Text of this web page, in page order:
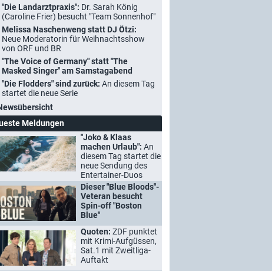
"Die Landarztpraxis": Dr. Sarah König
(Caroline Frier) besucht "Team Sonnenhof"
Melissa Naschenweng statt DJ Ötzi:
Neue Moderatorin für Weihnachtsshow
von ORF und BR
"The Voice of Germany" statt "The
Masked Singer" am Samstagabend
"Die Flodders" sind zurück: An diesem Tag
startet die neue Serie
Meldungen
"Joko & Klaas
machen Urlaub": An
diesem Tag startet die
neue Sendung des
Entertainer-Duos
Dieser "Blue Bloods"-
Veteran besucht
Spin-off "Boston
Blue"
Quoten: ZDF punktet
mit Krimi-Aufgüssen,
Sat.1 mit Zweitliga-
Auftakt